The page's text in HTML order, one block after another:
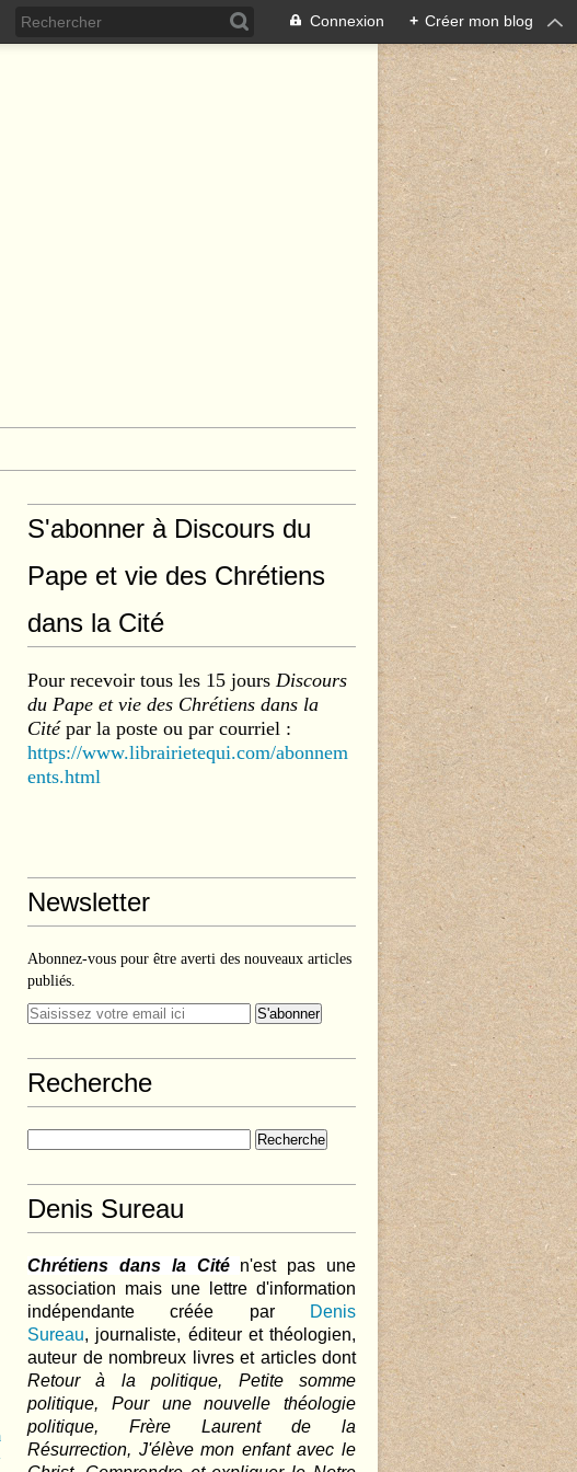
Connexion + Créer mon blog
S'abonner à Discours du
Pape et vie des Chrétiens
dans la Cité
Pour recevoir tous les 15 jours Discours
du Pape et vie des Chrétiens dans la
Citépar la poste ou par courriel :
https://www.librairietequi.com/abonnem
ents.html
Newsletter
Abonnez-vous pour être averti des nouveaux articles
publiés.
Recherche
Denis Sureau
Chrétiens dans la Cité
n'est pas une
association mais une lettre d'information
indépendante créée par
Denis
Sureau, journaliste, éditeur et théologien,
auteur de nombreux livres et articles dont
Retour à la politique, Petite somme
politique, Pour une nouvelle théologie
politique, Frère Laurent de la
Résurrection, J'élève mon enfant avec le